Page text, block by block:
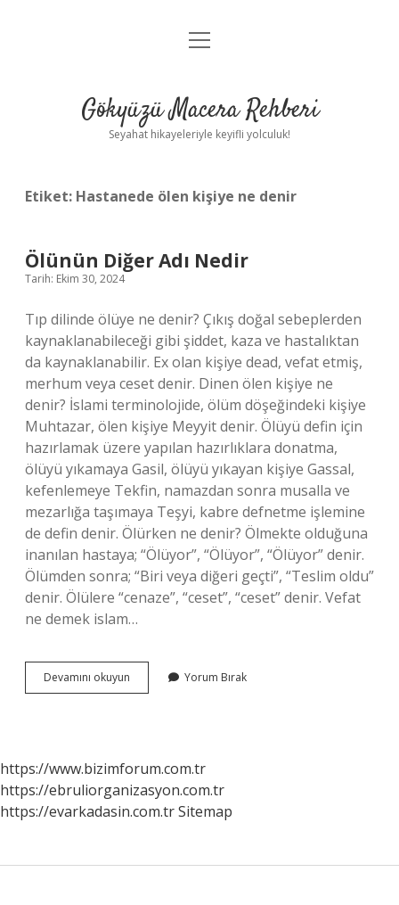
Anasayfa
Yasal Uyarı
menüyü
Gökyüzü Macera Rehberi
Seyahat hikayeleriyle keyifli yolculuk!
Etiket: Hastanede ölen kişiye ne denir
Ölünün Diğer Adı Nedir
Tarih: Ekim 30, 2024
Tıp dilinde ölüye ne denir? Çıkış doğal sebeplerden
kaynaklanabileceği gibi şiddet, kaza ve hastalıktan
da kaynaklanabilir. Ex olan kişiye dead, vefat etmiş,
merhum veya ceset denir. Dinen ölen kişiye ne
denir? İslami terminolojide, ölüm döşeğindeki kişiye
Muhtazar, ölen kişiye Meyyit denir. Ölüyü defin için
hazırlamak üzere yapılan hazırlıklara donatma,
ölüyü yıkamaya Gasil, ölüyü yıkayan kişiye Gassal,
kefenlemeye Tekfin, namazdan sonra musalla ve
mezarlığa taşımaya Teşyi, kabre defnetme işlemine
de defin denir. Ölürken ne denir? Ölmekte olduğuna
inanılan hastaya; “Ölüyor”, “Ölüyor”, “Ölüyor” denir.
Ölümden sonra; “Biri veya diğeri geçti”, “Teslim oldu”
denir. Ölülere “cenaze”, “ceset”, “ceset” denir. Vefat
ne demek islam…
Devamını okuyun
Diğer
Yorum Bırak
https://www.bizimforum.com.tr
https://ebruliorganizasyon.com.tr
https://evarkadasin.com.trSitemap